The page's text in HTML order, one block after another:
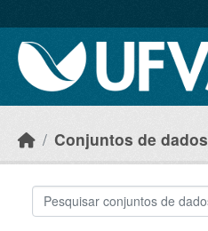
Conjuntos de dados